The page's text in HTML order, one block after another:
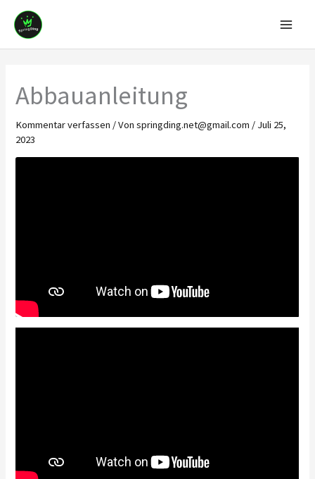
Inhalt
springen
Abbauanleitung
Kommentar verfassen / Vonspringding.net@gmail.com / Juli 25,
2023